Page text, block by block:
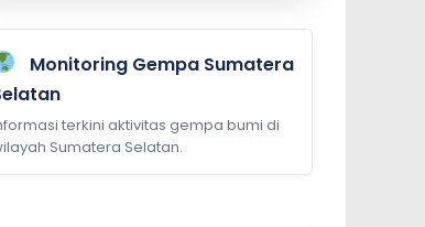
Monitoring Gempa Sumatera
terkini aktivitas gempa bumi di
Sumatera Selatan.